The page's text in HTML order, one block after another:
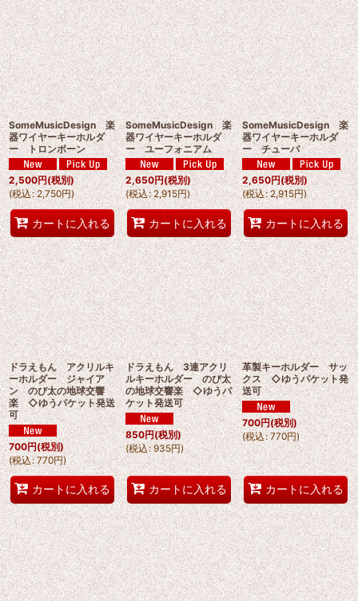
SomeMusicDesign 楽
器ワイヤーキーホルダ
ー トロンボーン
2,500円(税別)
(税込: 2,750円)
カートに入れる
SomeMusicDesign 楽
器ワイヤーキーホルダ
ー ユーフォニアム
2,650円(税別)
(税込: 2,915円)
カートに入れる
SomeMusicDesign 楽
器ワイヤーキーホルダ
ー チューバ
2,650円(税別)
(税込: 2,915円)
カートに入れる
ドラえもん アクリルキ
ーホルダー ジャイア
ン のび太の地球交響
楽 ◇ゆうパケット発送
可
700円(税別)
(税込: 770円)
カートに入れる
ドラえもん 3連アクリ
ルキーホルダー のび太
の地球交響楽 ◇ゆうパ
ケット発送可
850円(税別)
(税込 : 935円)
カートに入れる
革製キーホルダー サッ
クス ◇ゆうパケット発
送可
700円(税別)
(税込: 770円)
カートに入れる